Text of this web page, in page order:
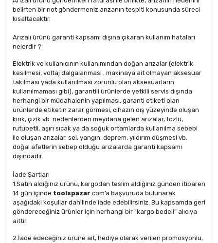
belirten bir not göndermeniz arızanın tespiti konusunda süreci
kısaltacaktır.
Arızalı ürünü garanti kapsamı dışına çıkaran kullanım hataları
nelerdir ?
Elektrik ve kullanıcının kullanımından doğan arızalar (elektrik
kesilmesi, voltaj dalgalanması , makinaya ait olmayan aksesuar
takılması yada kullanılması zorunlu olan aksesuarların
kullanılmaması gibi), garantili ürünlerde yetkili servis dışında
herhangi bir müdahalenin yapılması, garanti etiketi olan
ürünlerde etiketin zarar görmesi, cihazın dış yüzeyinde oluşan
kırık, çizik vb. nedenlerden meydana gelen arızalar, tozlu,
rutubetli, aşırı sıcak ya da soğuk ortamlarda kullanılma sebebi
ile oluşan arızalar, sel, yangın, deprem, yıldırım düşmesi vb.
doğal afetlerin sebep olduğu arızalarda garanti kapsamı
dışındadır.
İade Şartları
1.Satın aldığınız ürünü, kargodan teslim aldığınız günden itibaren
14 gün içinde toolspazar.com’a başvuruda bulunarak
aşağıdaki koşullar dahilinde iade edebilirsiniz. Bu kapsamda geri
göndereceğiniz ürünler için herhangi bir "kargo bedeli” alıcıya
aittir.
2.İade edeceğiniz ürüne ait, hediye olarak verilen promosyonlu,